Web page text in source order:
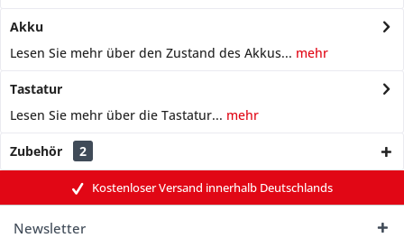
Akku
Lesen Sie mehr über den Zustand des Akkus... mehr
Tastatur
Lesen Sie mehr über die Tastatur... mehr
Zubehör 2
Kostenloser Versand innerhalb Deutschlands
Newsletter